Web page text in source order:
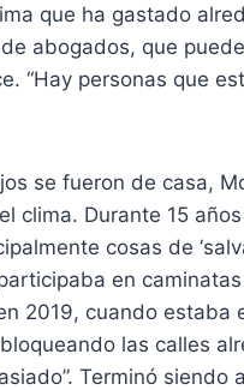
que ha gastado
abogados, que
“Hay personas que
se fueron de casa,
clima. Durante 15
cosas de
en
2019, cuando
las calles
Terminó siendo